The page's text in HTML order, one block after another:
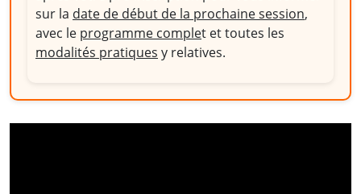
sur la date de début de la prochaine session,
avec le programme complet et toutes les
modalités pratiques y relatives.